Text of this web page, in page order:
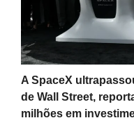
A SpaceX
de Wall Street,
milhões em